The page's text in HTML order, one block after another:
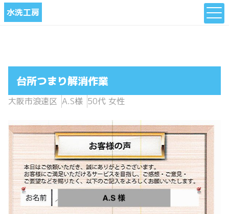
水洗工房
台所つまり解消作業
大阪市浪速区 A.S様 50代 女性